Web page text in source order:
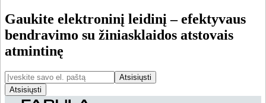
Gaukite elektroninį leidinį – efektyvaus
bendravimo su žiniasklaidos atstovais
atmintinę
Atsisiųsti
Atsisiųsti